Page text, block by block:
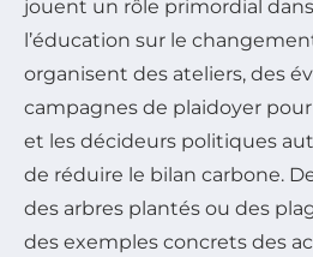
jouent un rôle primordial
l’éducation sur le
organisent des ateliers, des
campagnes de plaidoyer
et les décideurs politiques
de réduire le bilan carbone.
des arbres plantés ou des
des exemples concrets des